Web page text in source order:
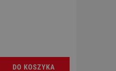
DO KOSZYKA